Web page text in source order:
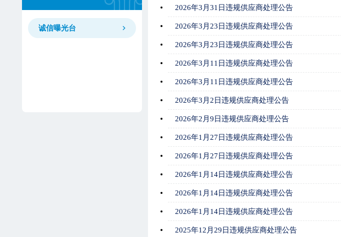
诚信曝光台
2026年3月31日违规供应商处理公告
2026年3月23日违规供应商处理公告
2026年3月23日违规供应商处理公告
2026年3月11日违规供应商处理公告
2026年3月11日违规供应商处理公告
2026年3月2日违规供应商处理公告
2026年2月9日违规供应商处理公告
2026年1月27日违规供应商处理公告
2026年1月27日违规供应商处理公告
2026年1月14日违规供应商处理公告
2026年1月14日违规供应商处理公告
2026年1月14日违规供应商处理公告
2025年12月29日违规供应商处理公告